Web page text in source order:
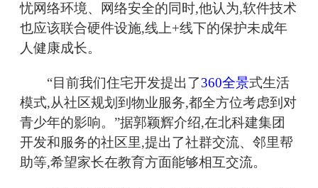
忧网络环境、网络安全的同时,他认为,软件技术
也应该联合硬件设施,线上+线下的保护未成年
人健康成长。
“目前我们住宅开发提出了360全景式生活
模式,从社区规划到物业服务,都全方位考虑到对
青少年的影响。”据郭颖辉介绍,在北科建集团
开发和服务的社区里,提出了社群交流、邻里帮
助等,希望家长在教育方面能够相互交流。